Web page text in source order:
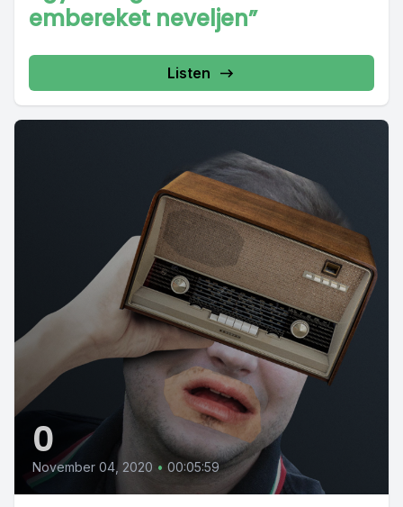
embereket neveljen”
Listen
0
November 04, 2020 • 00:05:59